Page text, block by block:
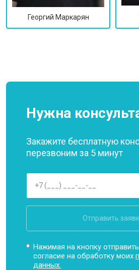
Георгий Маркарян
Нужна
Закажите бесплатную
перезвоним за 5 минут
Отправить
Нажимая на кнопку
согласие на обработку моих
данных.